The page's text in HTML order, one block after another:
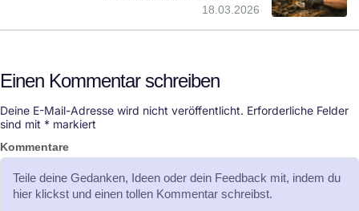
18.03.2026
Einen Kommentar schreiben
Deine E-Mail-Adresse wird nicht veröffentlicht. Erforderliche Felder
sind mit * markiert
Kommentare